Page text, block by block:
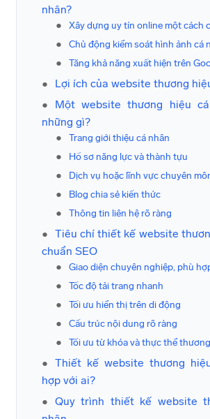
nhân?
Xây dựng uy tín online một cách
Chủ động kiểm soát hình ảnh cá
Tăng khả năng xuất hiện trên
Lợi ích của website thương
Một website thương hiệu
những gì?
Trang giới thiệu cá nhân
Hồ sơ năng lực và thành tựu
Dịch vụ hoặc lĩnh vực chuyên
Blog chia sẻ kiến thức
Thông tin liên hệ rõ ràng
Tiêu chí thiết kế website
chuẩn SEO
Giao diện chuyên nghiệp, phù
Tốc độ tải trang nhanh
Tối ưu hiển thị trên di động
Cấu trúc nội dung rõ ràng
Tối ưu từ khóa và thực thể
Thiết kế website thương
hợp với ai?
Quy trình thiết kế website